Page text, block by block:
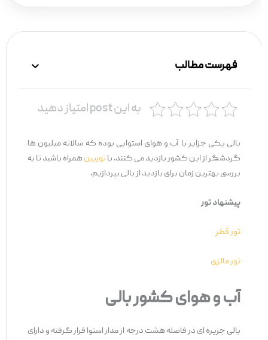
فهرست مطالب
به این post امتیاز دهید
بالی یکی جزایر با آب و هوای استوایی بوده که سالانه میلیون ها
گردشگر از این کشور بازدید می کنند. با توربینهمراه باشید تا به
بررسی بهترین زمان برای بازدید از بالی بپردازیم.
پیشنهاد تور
تور قطر
تور مالزی
آب و هوای کشور بالی
بالی جزیره ‌ای در فاصله هشت درجه از مدار استوا قرار گرفته و دارای